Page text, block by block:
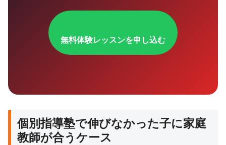
無料体験レッスンを申し込む
個別指導塾で伸びなかった子に家庭
教師が合うケース